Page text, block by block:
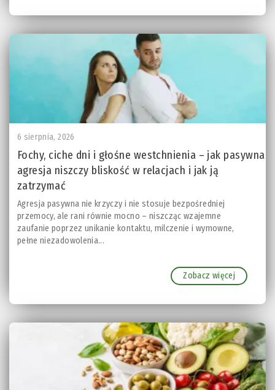
6 sierpnia, 2026
Fochy, ciche dni i głośne westchnienia – jak pasywna
agresja niszczy bliskość w relacjach i jak ją
zatrzymać
Agresja pasywna nie krzyczy i nie stosuje bezpośredniej
przemocy, ale rani równie mocno – niszcząc wzajemne
zaufanie poprzez unikanie kontaktu, milczenie i wymowne,
pełne niezadowolenia...
Zobacz więcej